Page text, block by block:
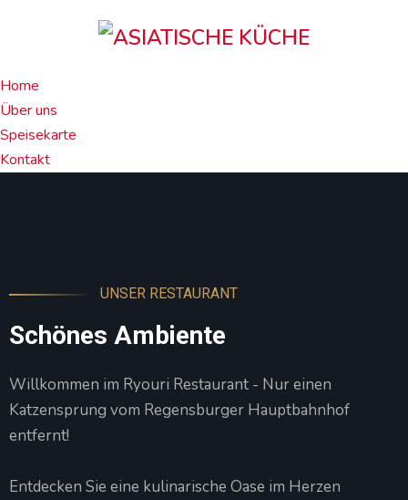
Home
Über uns
Speisekarte
Kontakt
UNSER RESTAURANT
Schönes Ambiente
Willkommen im Ryouri Restaurant - Nur einen
Katzensprung vom Regensburger Hauptbahnhof
entfernt!
Entdecken Sie eine kulinarische Oase im Herzen